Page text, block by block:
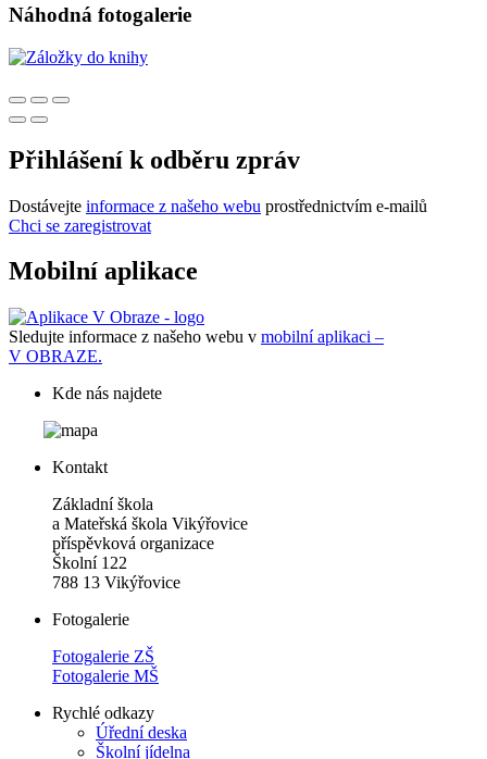
Náhodná fotogalerie
Přihlášení k odběru zpráv
Dostávejte informace z našeho webu prostřednictvím e-mailů
Chci se zaregistrovat
Mobilní aplikace
Sledujte informace z našeho webu v mobilní aplikaci –
V OBRAZE.
Kde nás najdete
Kontakt
Základní škola
a Mateřská škola Vikýřovice
příspěvková organizace
Školní 122
788 13 Vikýřovice
Fotogalerie
Fotogalerie ZŠ
Fotogalerie MŠ
Rychlé odkazy
Úřední deska
Školní jídelna